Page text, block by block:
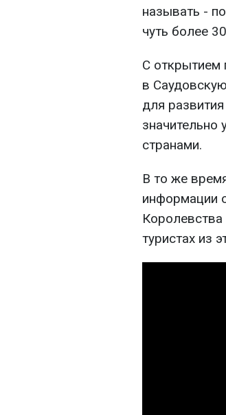
называть -
чуть более
С открытием
в
для
значительно
странами.
В то же
информации
Королевства
туристах из